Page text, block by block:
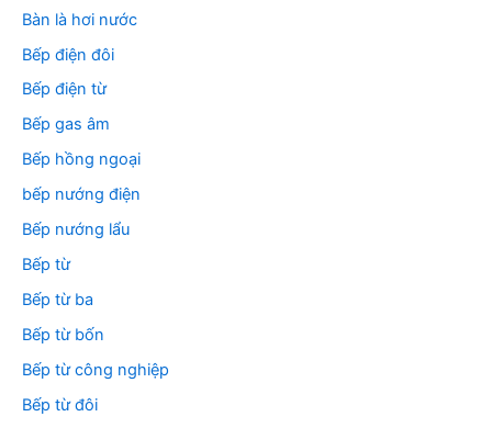
Bàn là hơi nước
Bếp điện đôi
Bếp điện từ
Bếp gas âm
Bếp hồng ngoại
bếp nướng điện
Bếp nướng lẩu
Bếp từ
Bếp từ ba
Bếp từ bốn
Bếp từ công nghiệp
Bếp từ đôi